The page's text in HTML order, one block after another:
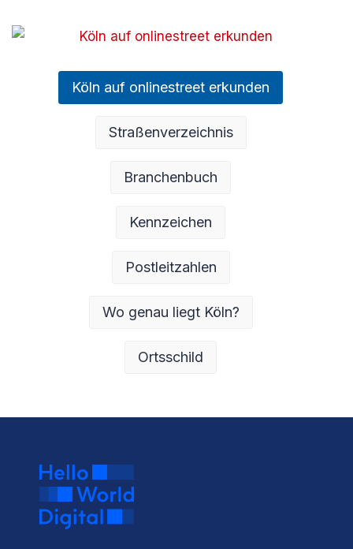
Köln auf onlinestreet erkunden
Straßenverzeichnis
Branchenbuch
Kennzeichen
Postleitzahlen
Wo genau liegt Köln?
Ortsschild